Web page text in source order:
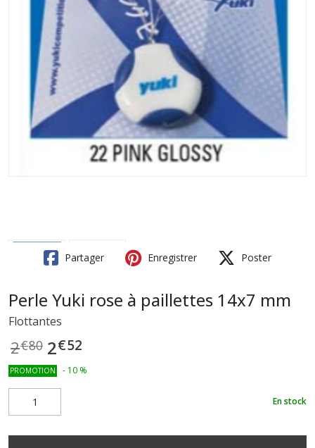
Partager Enregistrer Poster
Perle Yuki rose à paillettes 14x7 mm
Flottantes
2€80 2€52
PROMOTION - 10 %
En stock